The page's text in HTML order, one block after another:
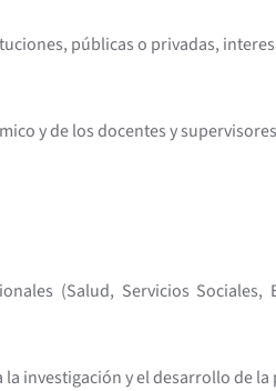
públicas o privadas,
y de los docentes y
(Salud, Servicios Sociales,
investigación y el desarrollo de la